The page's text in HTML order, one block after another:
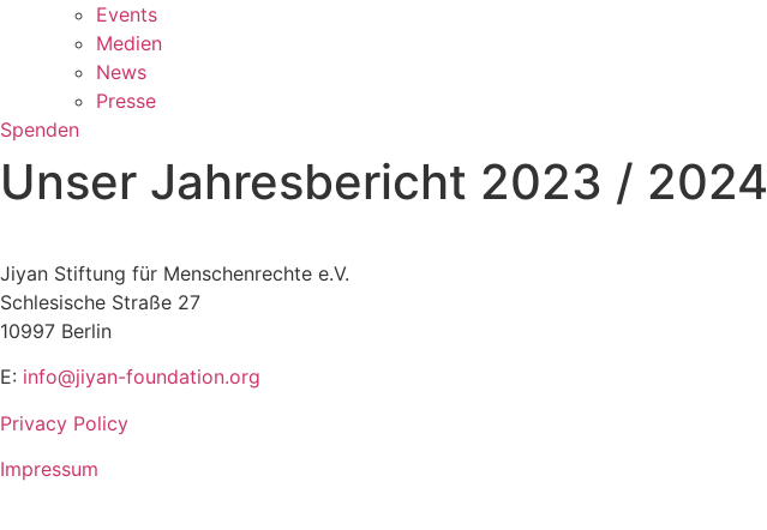
Events
Medien
News
Presse
Spenden
Unser Jahresbericht 2023 / 2024
Jiyan Stiftung für Menschenrechte e.V.
Schlesische Straße 27
10997 Berlin
E: info@jiyan-foundation.org
Privacy Policy
Impressum